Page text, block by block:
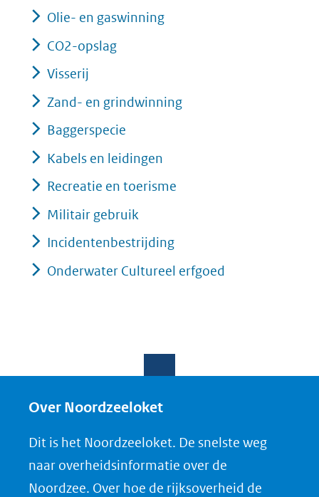
Olie- en gaswinning
CO2-opslag
Visserij
Zand- en grindwinning
Baggerspecie
Kabels en leidingen
Recreatie en toerisme
Militair gebruik
Incidentenbestrijding
Onderwater Cultureel erfgoed
Over Noordzeeloket
Dit is het Noordzeeloket. De snelste weg
naar overheidsinformatie over de
Noordzee. Over hoe de rijksoverheid de